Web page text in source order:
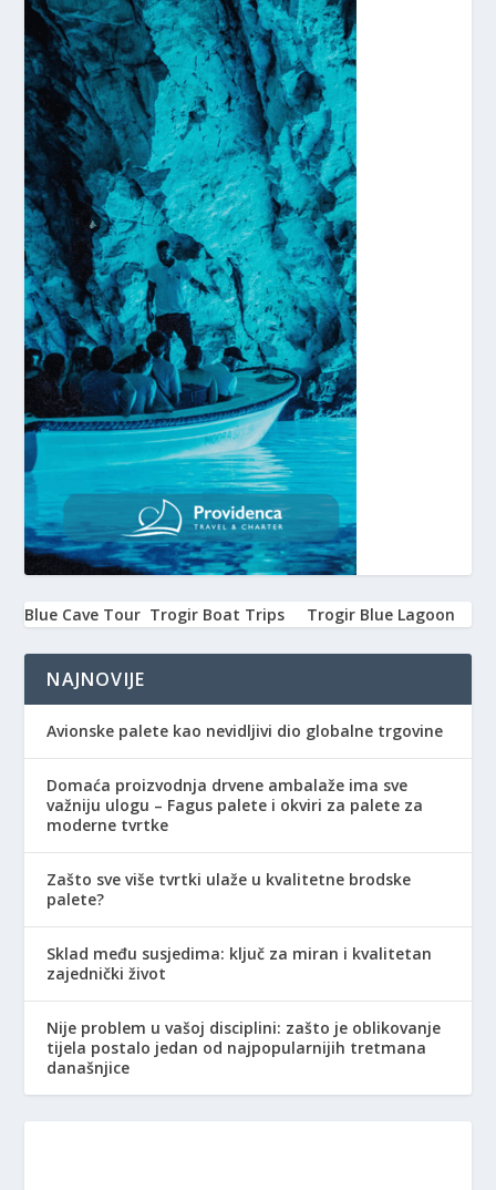
Blue Cave Tour Trogir Boat Trips Trogir Blue Lagoon
NAJNOVIJE
Avionske palete kao nevidljivi dio globalne trgovine
Domaća proizvodnja drvene ambalaže ima sve
važniju ulogu – Fagus palete i okviri za palete za
moderne tvrtke
Zašto sve više tvrtki ulaže u kvalitetne brodske
palete?
Sklad među susjedima: ključ za miran i kvalitetan
zajednički život
Nije problem u vašoj disciplini: zašto je oblikovanje
tijela postalo jedan od najpopularnijih tretmana
današnjice